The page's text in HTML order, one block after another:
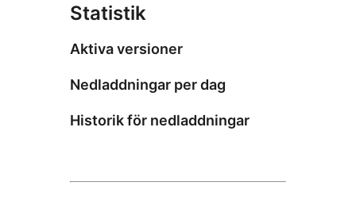
Statistik
Aktiva versioner
Nedladdningar per dag
Historik för nedladdningar